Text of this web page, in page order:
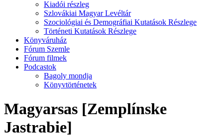
Kiadói részleg
Szlovákiai Magyar Levéltár
Szociológiai és Demográfiai Kutatások Részlege
Történeti Kutatások Részlege
Könyváruház
Fórum Szemle
Fórum filmek
Podcastok
Bagoly mondja
Könyvtörténetek
Magyarsas [Zemplínske
Jastrabie]